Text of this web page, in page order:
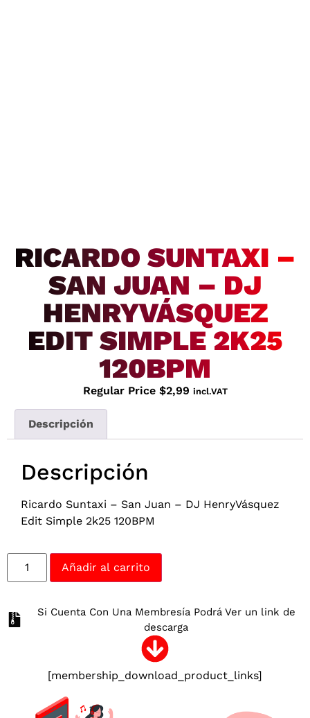
RICARDO SUNTAXI –
SAN JUAN – DJ
HENRYVÁSQUEZ
EDIT SIMPLE 2K25
120BPM
Regular Price $2,99 incl.VAT
Descripción
Descripción
Ricardo Suntaxi – San Juan – DJ HenryVásquez
Edit Simple 2k25 120BPM
Añadir al carrito
Si Cuenta Con Una Membresía Podrá Ver un link de
descarga
[membership_download_product_links]